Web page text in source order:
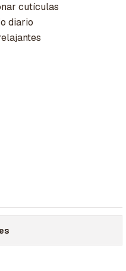
cutículas
diario